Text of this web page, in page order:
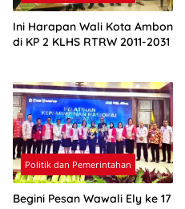
Ini Harapan Wali Kota Ambon
di KP 2 KLHS RTRW 2011-2031
Politik dan Pemerintahan
Begini Pesan Wawali Ely ke 17